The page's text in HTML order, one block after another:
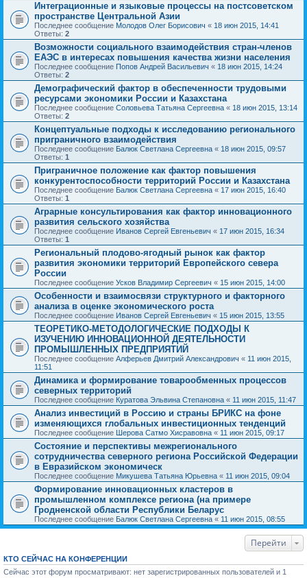
Интеграционные и языковые процессы на постсоветском
пространстве Центральной Азии
Последнее сообщение Молодов Олег Борисович « 18 июн 2015, 14:41
Ответы: 2
Возможности социального взаимодействия стран-членов
ЕАЭС в интересах повышения качества жизни населения
Последнее сообщение Попов Андрей Васильевич « 18 июн 2015, 14:24
Ответы: 2
Демографический фактор в обеспеченности трудовыми
ресурсами экономики России и Казахстана
Последнее сообщение Соловьева Татьяна Сергеевна « 18 июн 2015, 13:14
Ответы: 2
Концептуальные подходы к исследованию регионального
приграничного взаимодействия
Последнее сообщение Балюк Светлана Сергеевна « 18 июн 2015, 09:57
Ответы: 1
Приграничное положение как фактор повышения
конкурентоспособности территорий России и Казахстана
Последнее сообщение Балюк Светлана Сергеевна « 17 июн 2015, 16:40
Ответы: 1
Аграрные консультирования как фактор инновационного
развития сельского хозяйства
Последнее сообщение Иванов Сергей Евгеньевич « 17 июн 2015, 16:34
Ответы: 1
Региональный плодово-ягодный рынок как фактор
развития экономики территорий Европейского севера
России
Последнее сообщение Усков Владимир Сергеевич « 15 июн 2015, 14:00
Особенности и взаимосвязи структурного и факторного
анализа в оценке экономического роста
Последнее сообщение Иванов Сергей Евгеньевич « 15 июн 2015, 13:55
ТЕОРЕТИКО-МЕТОДОЛОГИЧЕСКИЕ ПОДХОДЫ К
ИЗУЧЕНИЮ ИННОВАЦИОННОЙ ДЕЯТЕЛЬНОСТИ
ПРОМЫШЛЕННЫХ ПРЕДПРИЯТИЙ
Последнее сообщение Алферьев Дмитрий Александрович « 11 июн 2015,
11:51
Динамика и формирование товарообменных процессов
северных территорий
Последнее сообщение Куратова Эльвина Степановна « 11 июн 2015, 11:47
Анализ инвестиций в Россию и страны БРИКС на фоне
изменяющихся глобальных инвестиционных тенденций
Последнее сообщение Шерова Сатмо Хисравовна « 11 июн 2015, 09:17
Состояние и перспективы межрегионального
сотрудничества северного региона Российской Федерации
в Евразийском экономическ
Последнее сообщение Микушева Татьяна Юрьевна « 11 июн 2015, 09:04
Формирование инновационных кластеров в
промышленном комплексе региона (на примере
Гродненской области Республики Беларус
Последнее сообщение Балюк Светлана Сергеевна « 11 июн 2015, 08:55
Перейти
КТО СЕЙЧАС НА КОНФЕРЕНЦИИ
Сейчас этот форум просматривают: нет зарегистрированных пользователей и 1